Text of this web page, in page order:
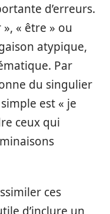
d’erreurs.
« être » ou
atypique,
Par
du singulier
est « je
ceux qui
ces